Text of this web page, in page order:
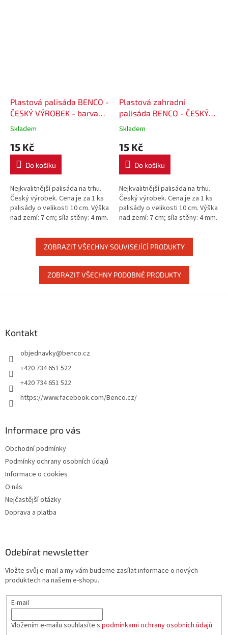
Plastová palisáda BENCO -
ČESKÝ VÝROBEK - barva
hnědá
Skladem
15 Kč
Do košíku
Nejkvalitnější palisáda na trhu.
Český výrobek. Cena je za 1 ks
palisády o velikosti 10 cm. Výška
nad zemí: 7 cm; síla stěny: 4 mm.
Plastová zahradní
palisáda BENCO - ČESKÝ
VÝROBEK - barva terakota
Skladem
15 Kč
Do košíku
Nejkvalitnější palisáda na trhu.
Český výrobek. Cena je za 1 ks
palisády o velikosti 10 cm. Výška
nad zemí: 7 cm; síla stěny: 4 mm.
ZOBRAZIT VŠECHNY SOUVISEJÍCÍ PRODUKTY
ZOBRAZIT VŠECHNY PODOBNÉ PRODUKTY
Kontakt
objednavky@benco.cz
+420 734 651 522
+420 734 651 522
https://www.facebook.com/Benco.cz/
Informace pro vás
Obchodní podmínky
Podmínky ochrany osobních údajů
Informace o cookies
O nás
Nejčastější otázky
Doprava a platba
Odebírat newsletter
Vložte svůj e-mail a my vám budeme zasílat informace o nových
produktech na našem e-shopu.
E-mail
Vložením e-mailu souhlasíte s podmínkami ochrany osobních údajů